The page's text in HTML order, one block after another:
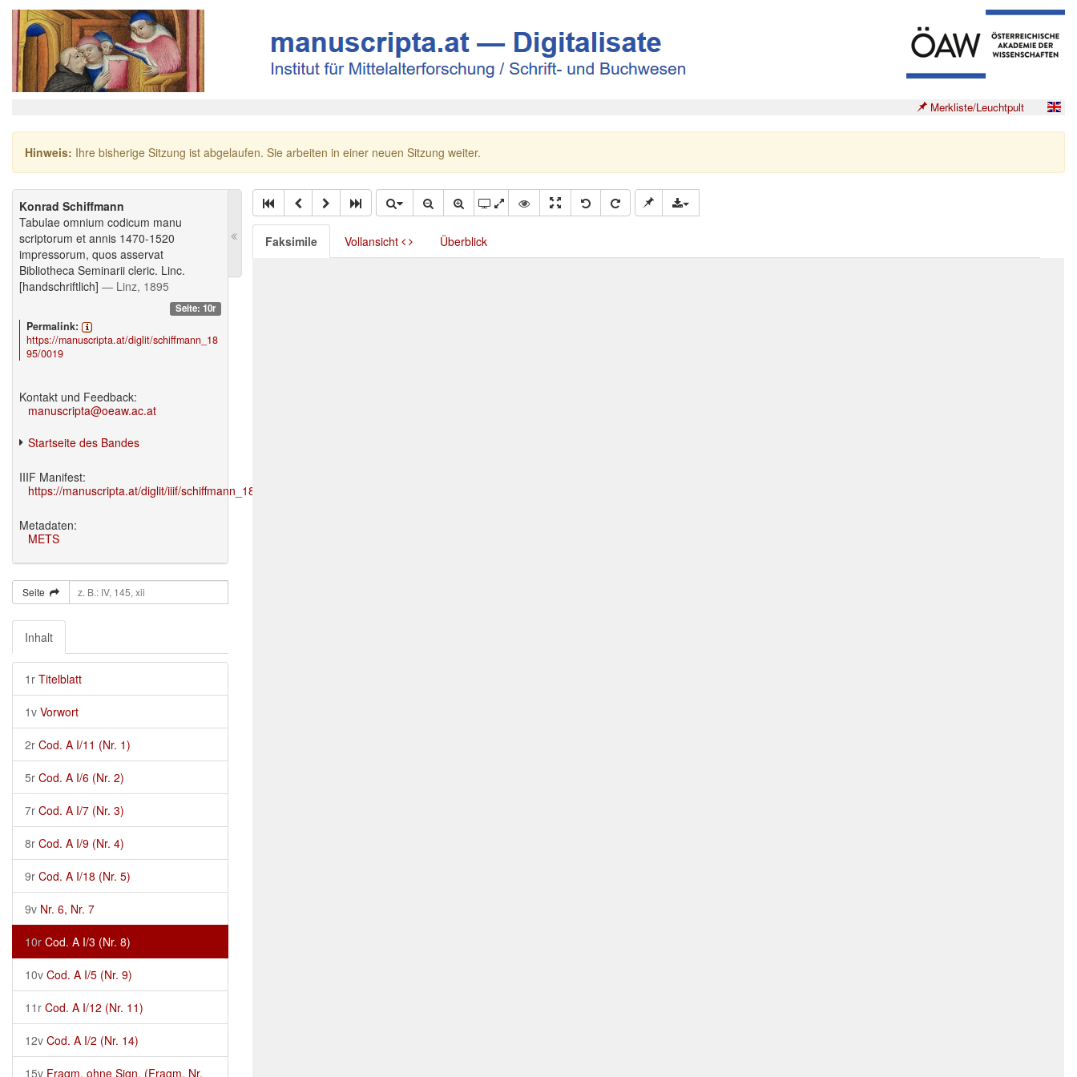
Merkliste/Leuchtpult
Hinweis: Ihre bisherige Sitzung ist abgelaufen. Sie arbeiten in einer neuen Sitzung weiter.
Konrad Schiffmann
Tabulae omnium codicum manu
scriptorum et annis 1470-1520
impressorum, quos asservat
Bibliotheca Seminarii cleric. Linc.
[handschriftlich] — Linz, 1895
Seite: 10r
Permalink:
https://manuscripta.at/diglit/schiffmann_18
95/0019
Kontakt und Feedback:
manuscripta@oeaw.ac.at
Startseite des Bandes
IIIF Manifest:
https://manuscripta.at/diglit/iiif/schiffmann_1895/manifest.json
Metadaten:
METS
Seite
Inhalt
1r Titelblatt
1v Vorwort
2r Cod. A I/11 (Nr. 1)
5r Cod. A I/6 (Nr. 2)
7r Cod. A I/7 (Nr. 3)
8r Cod. A I/9 (Nr. 4)
9r Cod. A I/18 (Nr. 5)
9v Nr. 6, Nr. 7
10r Cod. A I/3 (Nr. 8)
10v Cod. A I/5 (Nr. 9)
11r Cod. A I/12 (Nr. 11)
12v Cod. A I/2 (Nr. 14)
15v Fragm. ohne Sign. (Fragm. Nr.
Faksimile Vollansicht Überblick